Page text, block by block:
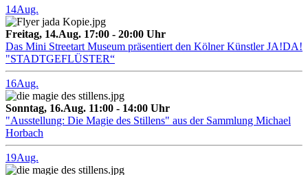
14Aug.
Freitag, 14.Aug. 17:00 - 20:00 Uhr
Das Mini Streetart Museum präsentiert den Kölner Künstler JA!DA!
"STADTGEFLÜSTER“
16Aug.
Sonntag, 16.Aug. 11:00 - 14:00 Uhr
"Ausstellung: Die Magie des Stillens" aus der Sammlung Michael
Horbach
19Aug.